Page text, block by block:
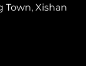
Town, Xishan